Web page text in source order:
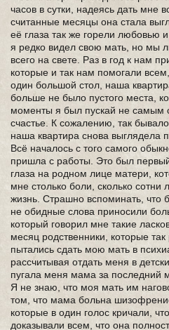
часов в сутки, надеясь дать мне
считанные месяцы она стала
её глаза так же горели
я редко видел свою мать, но мы
всего на свете. Раз в год к нам
которые и так нам помогали
один большой стол, наша
больше не было пустого места,
моменты я был пускай не самым
счастье. К сожалению, так
наша квартира снова выглядела
Всё началось с того самого
пришла с работы. Это был
глаза на родном лице матери,
мне столько боли, сколько
жизнь. Страшно вспоминать, что
не обидные слова приносили
который говорил мне такие
месяц родственники, которые
пытались сдать мою мать в
рассчитывая отдать меня в
пугала меня мама за последний
Я не знаю, что моя мать им
том, что мама больна
которые в один голос кричали,
доказывали всем, что она